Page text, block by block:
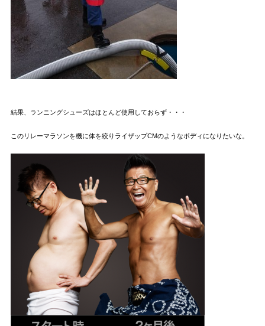
結果、ランニングシューズはほとんど使用しておらず・・・
このリレーマラソンを機に体を絞りライザップCMのようなボディになりたいな。